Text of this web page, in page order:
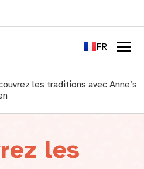
FR
LU
les traditions avec Anne’s
les